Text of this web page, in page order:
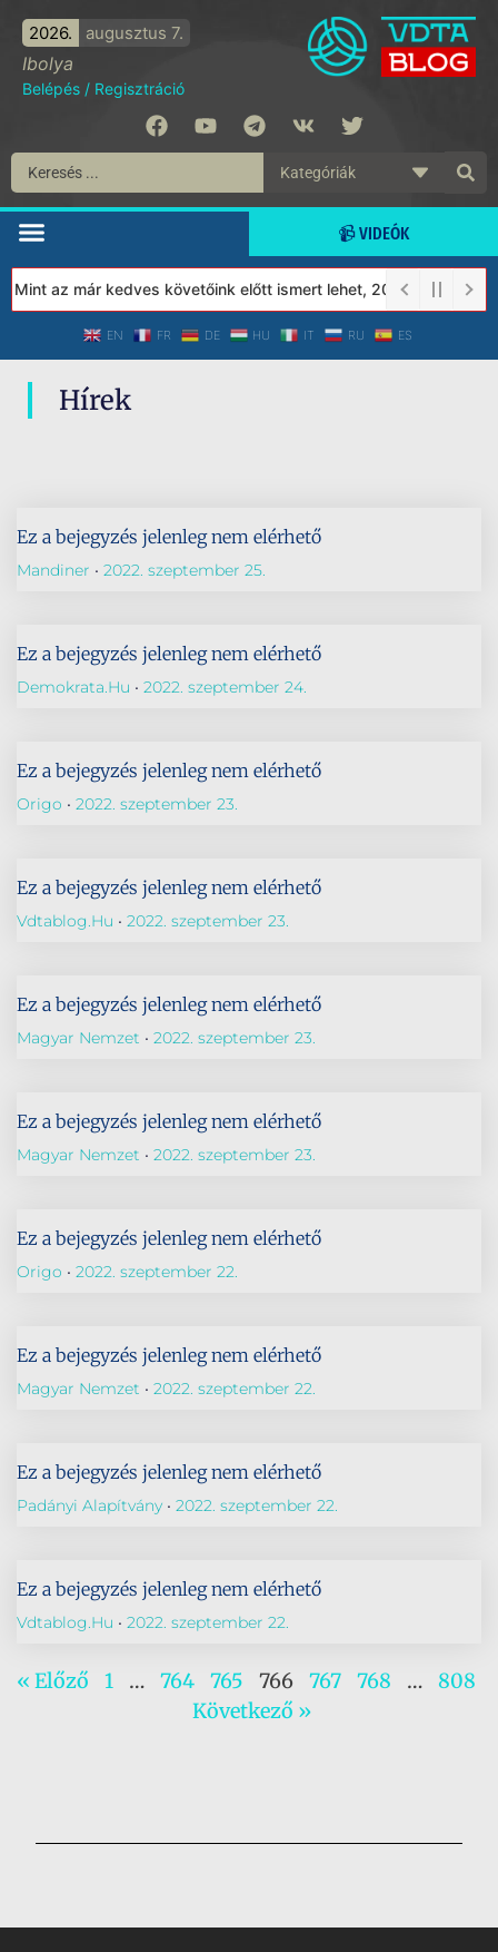
2026. augusztus 7.
Ibolya
Belépés / Regisztráció
📹 VIDEÓK
az már kedves követőink előtt ismert lehet, 2023-tól a
EN FR DE HU IT RU ES
Hírek
Ez a bejegyzés jelenleg nem elérhető
Mandiner 2022. szeptember 25.
Ez a bejegyzés jelenleg nem elérhető
Demokrata.hu 2022. szeptember 24.
Ez a bejegyzés jelenleg nem elérhető
Origo 2022. szeptember 23.
Ez a bejegyzés jelenleg nem elérhető
Vdtablog.hu 2022. szeptember 23.
Ez a bejegyzés jelenleg nem elérhető
Magyar Nemzet 2022. szeptember 23.
Ez a bejegyzés jelenleg nem elérhető
Magyar Nemzet 2022. szeptember 23.
Ez a bejegyzés jelenleg nem elérhető
Origo 2022. szeptember 22.
Ez a bejegyzés jelenleg nem elérhető
Magyar Nemzet 2022. szeptember 22.
Ez a bejegyzés jelenleg nem elérhető
Padányi Alapítvány 2022. szeptember 22.
Ez a bejegyzés jelenleg nem elérhető
Vdtablog.hu 2022. szeptember 22.
« Előző 1 … 764 765 766 767 768 …
808
Következő »